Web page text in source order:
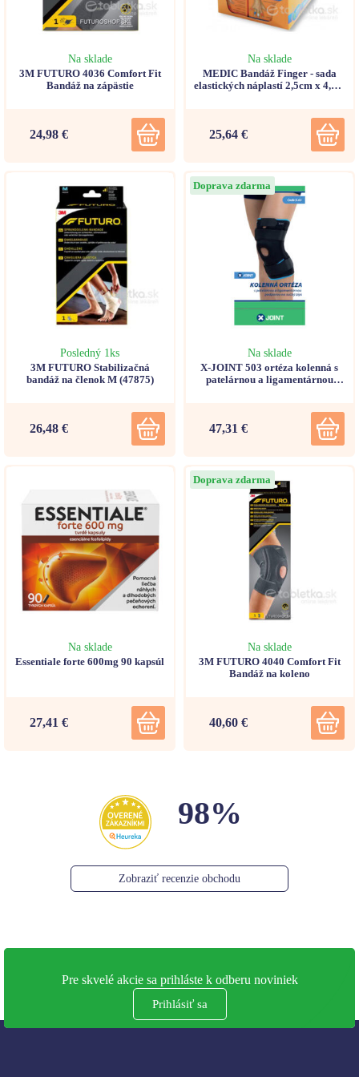
Na sklade
3M FUTURO 4036 Comfort Fit
Bandáž na zápästie
24,98 €
Na sklade
MEDIC Bandáž Finger - sada
elastických náplastí 2,5cm x 4,5m
25,64 €
Posledný 1ks
3M FUTURO Stabilizačná
bandáž na členok M (47875)
26,48 €
Doprava zdarma
Na sklade
X-JOINT 503 ortéza kolenná s
patelárnou a ligamentárnou
47,31 €
Na sklade
Essentiale forte 600mg 90 kapsúl
27,41 €
Doprava zdarma
Na sklade
3M FUTURO 4040 Comfort Fit
Bandáž na koleno
40,60 €
98%
Zobraziť recenzie obchodu
Pre skvelé akcie sa prihláste k odberu noviniek
Prihlásiť sa